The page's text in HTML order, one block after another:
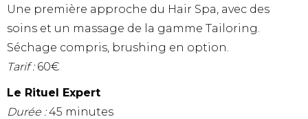
Une première approche du Hair Spa, avec des
soins et un massage de la gamme Tailoring.
Séchage compris, brushing en option.
Tarif :60€
Le Rituel Expert
Durée :45 minutes